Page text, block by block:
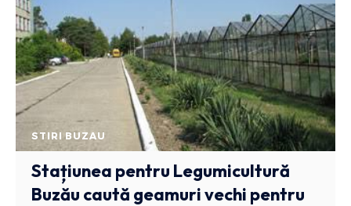
STIRI BUZAU
Stațiunea pentru Legumicultură
Buzău caută geamuri vechi pentru